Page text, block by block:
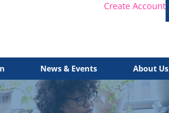
Create Account
News & Events About Us